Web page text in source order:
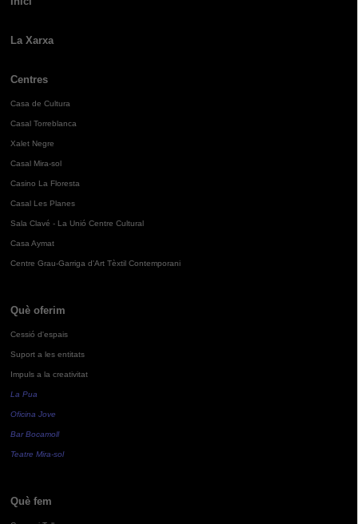
La Xarxa
Centres
Casa de Cultura
Casal Torreblanca
Xalet Negre
Casal Mira-sol
Casino La Floresta
Casal Les Planes
Sala Clavé - La Unió Centre Cultural
Casa Aymat
Centre Grau-Garriga d'Art Tèxtil Contemporani
Què oferim
Cessió d'espais
Suport a les entitats
Impuls a la creativitat
La Pua
Oficina Jove
Bar Bocamoll
Teatre Mira-sol
Què fem